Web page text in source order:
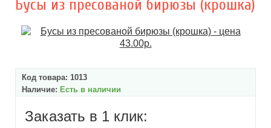
Бусы из пресованой бирюзы (крошка)
Код товара: 1013
Наличие: Есть в наличии
Заказать в 1 клик: